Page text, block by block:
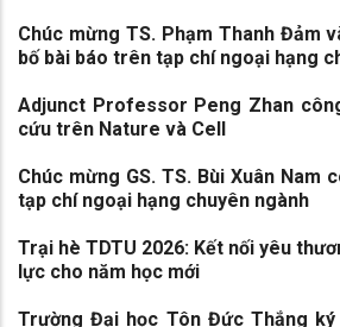
Chúc mừng TS. Phạm Thanh Đảm
bố bài báo trên tạp chí ngoại hạng
Adjunct Professor Peng Zhan
cứu trên Nature và Cell
Chúc mừng GS. TS. Bùi Xuân Nam
tạp chí ngoại hạng chuyên ngành
Trại hè TDTU 2026: Kết nối yêu
lực cho năm học mới
Trường Đại học Tôn Đức Thắng